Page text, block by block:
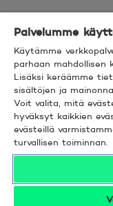
Saavutettavuus
Hyödyllistä
© 2026 POP
ESPOO
Palvelumme
Käytämme
parhaan mahdollisen
Lisäksi keräämme
sisältöjen ja
Voit valita, mitä
hyväksyt kaikkien
evästeillä
turvallisen toiminnan.